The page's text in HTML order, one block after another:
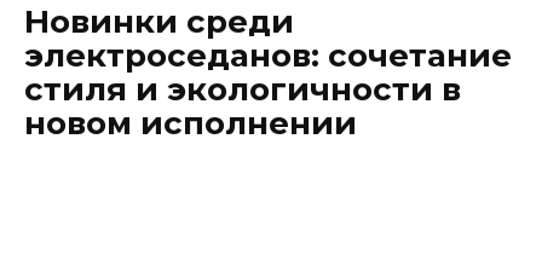
Новинки среди
электроседанов: сочетание
стиля и экологичности в
новом исполнении